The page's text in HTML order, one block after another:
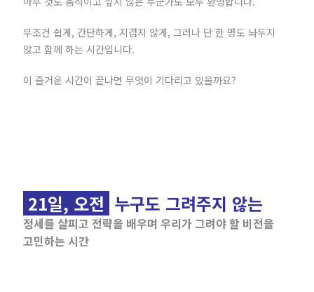
무조건 쉽게, 간단하게, 지겹지 않게, 그러나 단 한 명도 놔두지
않고 함께 하는 시간입니다.
이 즐거운 시간이 끝나면 무엇이 기다리고 있을까요?
21일, 오전 누구도 그려주지 않는
정세를 살피고 전략을 배우며 우리가 그려야 할 비전을
고민하는 시간